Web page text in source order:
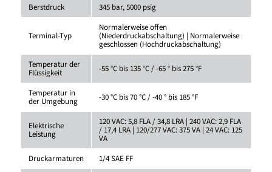
Berstdruck 345 bar, 5000 psig
Terminal-Typ
Normalerweise offen
(Niederdruckabschaltung) | Normalerweise
geschlossen (Hochdruckabschaltung)
Temperatur der
Flüssigkeit -55 °C bis 135 °C / -65 ° bis 275 °F
Temperatur in
der Umgebung -30 °C bis 70 °C / -40 ° bis 185 °F
Elektrische
Leistung
120 VAC: 5,8 FLA / 34,8 LRA | 240 VAC: 2,9 FLA
/ 17,4 LRA | 120/277 VAC: 375 VA | 24 VAC: 125
VA
Druckarmaturen
1/4 SAE FF